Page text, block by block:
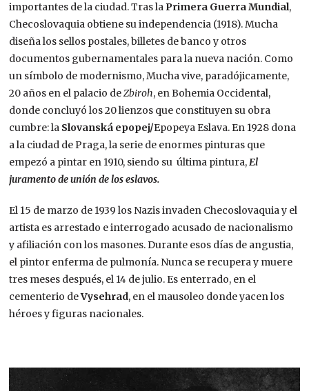
importantes de la ciudad. Tras la Primera Guerra Mundial,
Checoslovaquia obtiene su independencia (1918). Mucha
diseña los sellos postales, billetes de banco y otros
documentos gubernamentales para la nueva nación. Como
un símbolo de modernismo, Mucha vive, paradójicamente,
20 años en el palacio deZbiroh, en Bohemia Occidental,
donde concluyó los 20 lienzos que constituyen su obra
cumbre: la Slovanská epopej/Epopeya Eslava. En 1928 dona
a la ciudad de Praga, la serie de enormes pinturas que
empezó a pintar en 1910, siendo su última pintura,El
juramento de unión de los eslavos.
El 15 de marzo de 1939 los Nazis invaden Checoslovaquia y el
artista es arrestado e interrogado acusado de nacionalismo
y afiliación con los masones. Durante esos días de angustia,
el pintor enferma de pulmonía. Nunca se recupera y muere
tres meses después, el 14 de julio. Es enterrado, en el
cementerio deVysehrad, en el mausoleo donde yacen los
héroes y figuras nacionales.